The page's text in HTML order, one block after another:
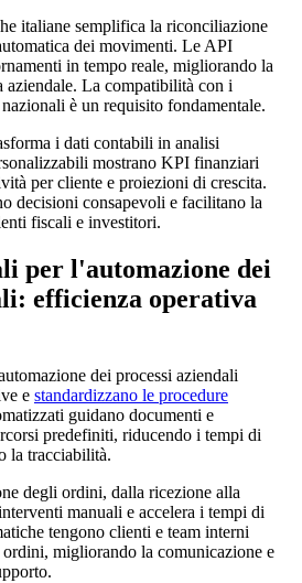
italiane semplifica la riconciliazione
dei movimenti. Le API
in tempo reale, migliorando la
aziendale. La compatibilità con i
è un requisito fondamentale.
i dati contabili in analisi
mostrano KPI finanziari
per cliente e proiezioni di crescita.
decisioni consapevoli e facilitano la
fiscali e investitori.
per l'automazione dei
efficienza operativa
dei processi aziendali
e standardizzano le procedure
guidano documenti e
predefiniti, riducendo i tempi di
la tracciabilità.
degli ordini, dalla ricezione alla
manuali e accelera i tempi di
tengono clienti e team interni
migliorando la comunicazione e